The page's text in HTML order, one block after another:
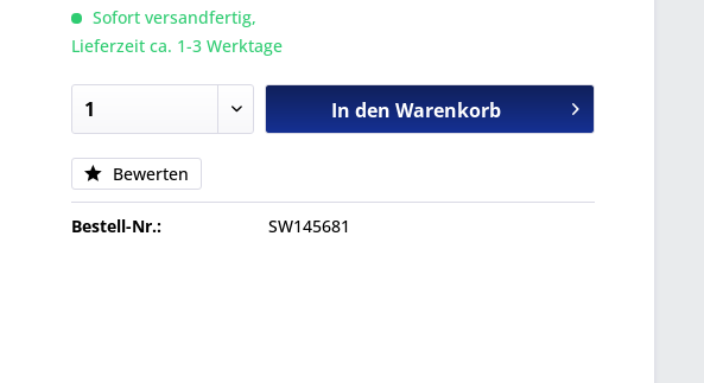
Sofort versandfertig,
Lieferzeit ca. 1-3 Werktage
In den Warenkorb
Bewerten
Bestell-Nr.: SW145681